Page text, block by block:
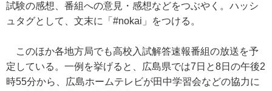
試験の感想、番組への意見・感想などをつぶやく。ハッシ
ュタグとして、文末に「#nokai」をつける。
このほか各地方局でも高校入試解答速報番組の放送を予
定している。一例を挙げると、広島県では7日と8日の午後2
時55分から、広島ホームテレビが田中学習会などの協力に